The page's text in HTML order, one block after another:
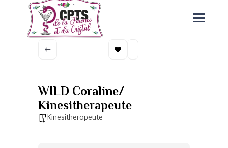
WILD Coraline/
Kinesitherapeute
Kinesitherapeute